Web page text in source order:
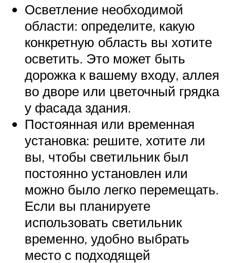
Осветление необходимой
области: определите, какую
конкретную область вы хотите
осветить. Это может быть
дорожка к вашему входу, аллея
во дворе или цветочный грядка
у фасада здания.
Постоянная или временная
установка: решите, хотите ли
вы, чтобы светильник был
постоянно установлен или
можно было легко перемещать.
Если вы планируете
использовать светильник
временно, удобно выбрать
место с подходящей